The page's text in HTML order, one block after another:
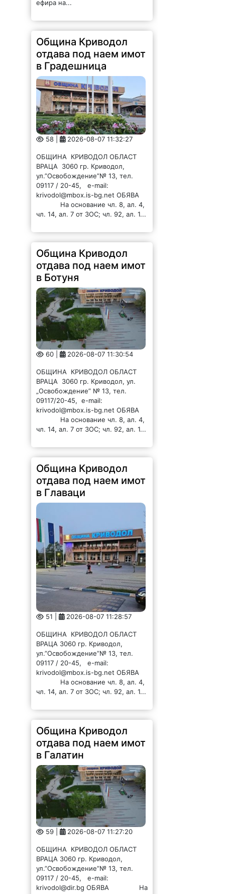
отдава под наем имот
в Градешница
58 | 2026-08-07 11:32:27
ОБЩИНА КРИВОДОЛ ОБЛАСТ
ВРАЦА 3060 гр. Криводол,
ул.”Освобождение”№ 13, тел.
09117 / 20-45, e-mail:
На основание чл. 8, ал. 4,
чл. 14, ал. 7 от ЗОС; чл. 92, ал. 1...
Община Криводол
отдава под наем имот
в Ботуня
60 | 2026-08-07 11:30:54
ОБЩИНА КРИВОДОЛ ОБЛАСТ
ВРАЦА 3060 гр. Криводол, ул.
„Освобождение” № 13, тел.
09117/20-45, e-mail:
На основание чл. 8, ал. 4,
чл. 14, ал. 7 от ЗОС; чл. 92, ал. 1...
Община Криводол
отдава под наем имот
в Главаци
51 | 2026-08-07 11:28:57
ОБЩИНА КРИВОДОЛ ОБЛАСТ
ВРАЦА 3060 гр. Криводол,
ул.”Освобождение”№ 13, тел.
09117 / 20-45, e-mail:
На основание чл. 8, ал. 4,
чл. 14, ал. 7 от ЗОС; чл. 92, ал. 1...
Община Криводол
отдава под наем имот
в Галатин
59 | 2026-08-07 11:27:20
ОБЩИНА КРИВОДОЛ ОБЛАСТ
ВРАЦА 3060 гр. Криводол,
ул.”Освобождение”№ 13, тел.
09117 / 20-45, e-mail:
основание чл. 8, ал. 4, чл. 14, ал.
7 от ЗОС; чл. 92, ал. 1...